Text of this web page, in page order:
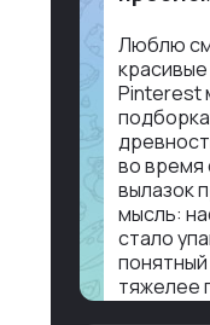
Люблю
Pinterest
во время
вылазок
мысль:
стало
тяжелее